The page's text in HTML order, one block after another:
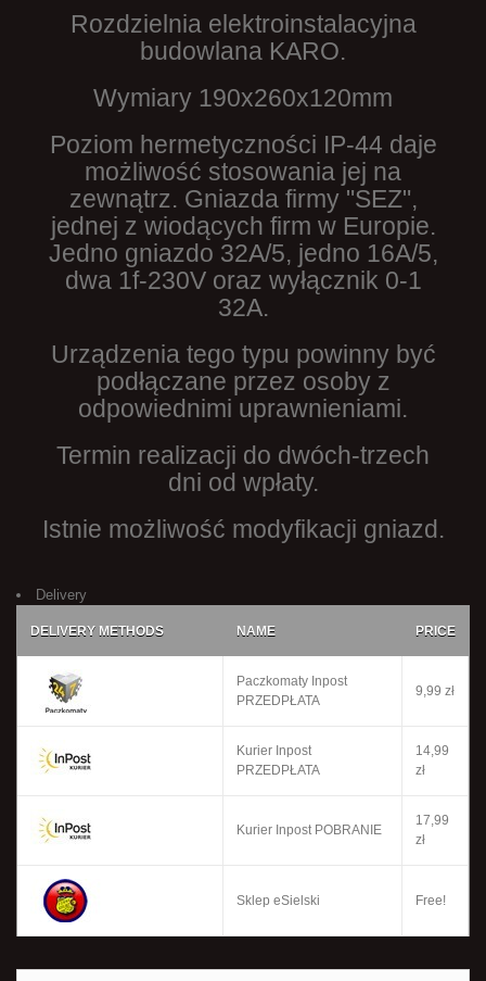
Rozdzielnia elektroinstalacyjna
budowlana KARO.
Wymiary 190x260x120mm
Poziom hermetyczności IP-44 daje
możliwość stosowania jej na
zewnątrz. Gniazda firmy "SEZ",
jednej z wiodących firm w Europie.
Jedno gniazdo 32A/5, jedno 16A/5,
dwa 1f-230V oraz wyłącznik 0-1
32A.
Urządzenia tego typu powinny być
podłączane przez osoby z
odpowiednimi uprawnieniami.
Termin realizacji do dwóch-trzech
dni od wpłaty.
Istnie możliwość modyfikacji gniazd.
Delivery
DELIVERY METHODS NAME PRICE
Paczkomaty Inpost
PRZEDPŁATA
9,99 zł
Kurier Inpost
PRZEDPŁATA
14,99
zł
Kurier Inpost POBRANIE
17,99
zł
Sklep eSielski Free!